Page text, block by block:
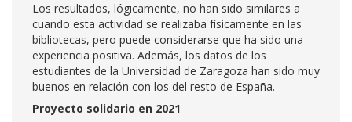
Los resultados, lógicamente, no han sido similares a
cuando esta actividad se realizaba físicamente en las
bibliotecas, pero puede considerarse que ha sido una
experiencia positiva. Además, los datos de los
estudiantes de la Universidad de Zaragoza han sido muy
buenos en relación con los del resto de España.
Proyecto solidario en 2021